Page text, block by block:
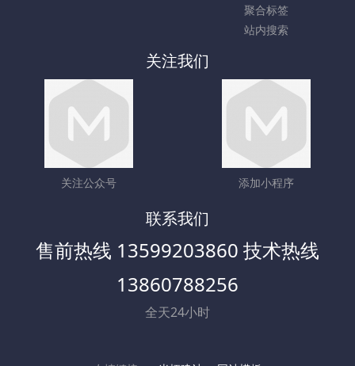
聚合标签
站内搜索
关注我们
关注公众号 添加小程序
联系我们
售前热线 13599203860 技术热线
13860788256
全天24小时